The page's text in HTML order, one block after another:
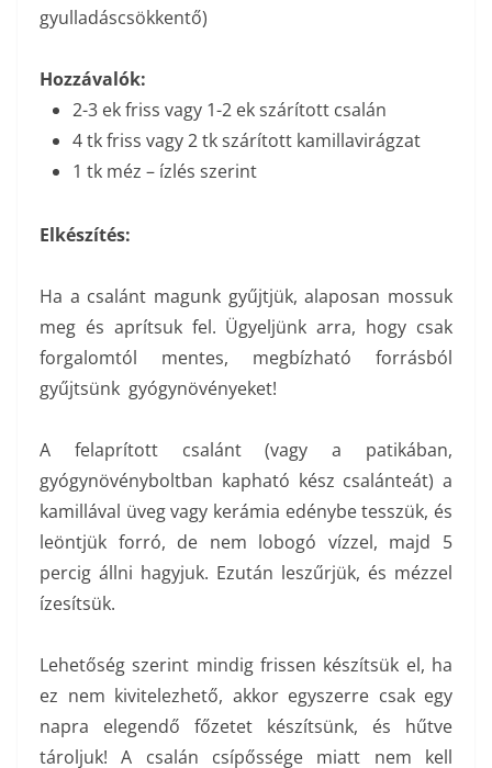
gyulladáscsökkentő)
Hozzávalók:
2-3 ek friss vagy 1-2 ek szárított csalán
4 tk friss vagy 2 tk szárított kamillavirágzat
1 tk méz – ízlés szerint
Elkészítés:
Ha a csalánt magunk gyűjtjük, alaposan mossuk
meg és aprítsuk fel. Ügyeljünk arra, hogy csak
forgalomtól mentes, megbízható forrásból
gyűjtsünk gyógynövényeket!
A felaprított csalánt (vagy a patikában,
gyógynövényboltban kapható kész csalánteát) a
kamillával üveg vagy kerámia edénybe tesszük, és
leöntjük forró, de nem lobogó vízzel, majd 5
percig állni hagyjuk. Ezután leszűrjük, és mézzel
ízesítsük.
Lehetőség szerint mindig frissen készítsük el, ha
ez nem kivitelezhető, akkor egyszerre csak egy
napra elegendő főzetet készítsünk, és hűtve
tároljuk! A csalán csípőssége miatt nem kell